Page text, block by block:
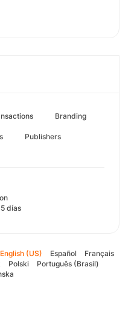
Branding
Publishers
días
English (US) Español
Français
Polski
Português (Brasil)